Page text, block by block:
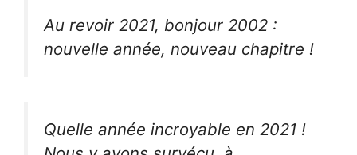
Au revoir 2021, bonjour 2002 :
nouvelle année, nouveau chapitre !
Quelle année incroyable en 2021 !